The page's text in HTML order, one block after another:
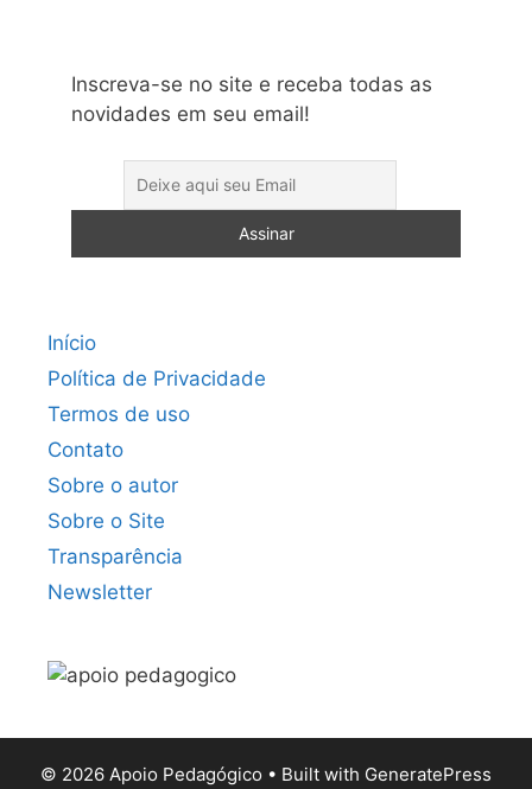
Inscreva-se no site e receba todas as
novidades em seu email!
Início
Política de Privacidade
Termos de uso
Contato
Sobre o autor
Sobre o Site
Transparência
Newsletter
© 2026 Apoio Pedagógico • Built with GeneratePress